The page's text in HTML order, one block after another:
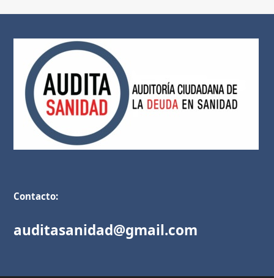
Contacto:
auditasanidad@gmail.com